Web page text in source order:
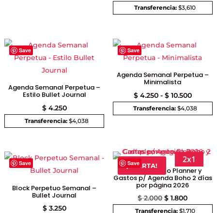
Transferencia:$3,610
Save
Agenda Semanal Perpetua –
Estilo Bullet Journal
$4.250
Transferencia:$4,038
Save
Agenda Semanal Perpetua –
Minimalista
$4.250 - $10.500Rango
de
hasta
$
Transferencia: $4,038
Save
Block Perpetuo Semanal –
Bullet Journal
$3.250
Save
¡OFERTA!
2x1
Complemento Planner y
Gastos p/ Agenda Boho 2 días
por página 2026
$2.000 El
precio
$ 1.800El
precio
Transferencia: $1,710